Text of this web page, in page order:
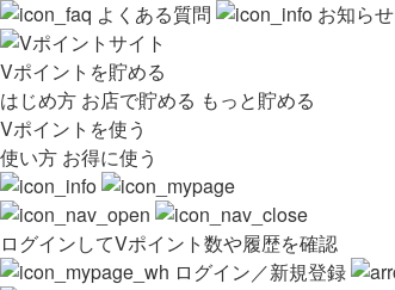
よくある質問 お知らせ
Vポイントを貯める
はじめ方 お店で貯める もっと貯める
Vポイントを使う
使い方 お得に使う
ログインしてVポイント数や履歴を確認
ログイン／新規登録